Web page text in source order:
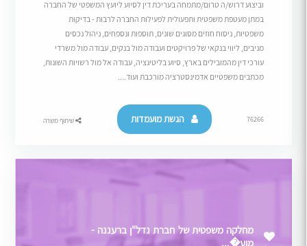
וביצוע דרוש/ה טרום/מתמחה בעריכת דין לסיוע ליועץ המשפטי של החברה
במתן מעטפת משפטית ותפעולית לפעילות החברה לרבות - בדיקות
משפטיות, ניסוח חוזים מסוגים שונים, תוספות ונספחים, ניהול נכסים
מניבים, ליווי בנקאי של פרויקטים ועבודה מול בנקים, עבודה מול משרדי
עורכי דין מהמובילים בארץ, סיוע בליטיגציה, עבודה אל מול רשויות השונות,
מכתבים משפטיים אדמינסטרציה מורכבת ועוד....
76266 הגשת מועמדות שיתוף משרה
מחלקה משפטית של חברת נדל"ן ברעננה -
מוע�...